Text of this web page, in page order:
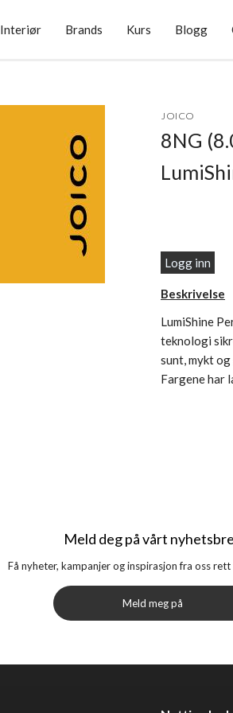
Interiør Brands Kurs Blogg
JOICO
8NG
Logg inn
Beskrivelse
LumiShine
teknologi
sunt, mykt
Fargene har
Meld deg på vårt
Få nyheter, kampanjer og inspirasjon fra oss
Meld meg på